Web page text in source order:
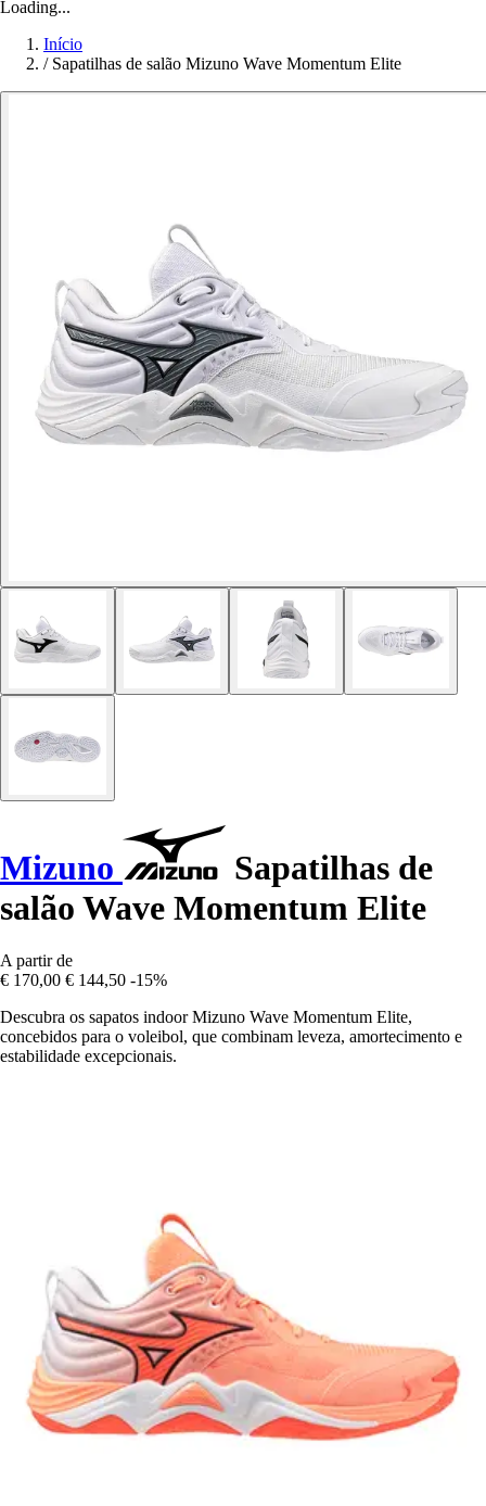
Loading...
Início
/ Sapatilhas de salão Mizuno Wave Momentum Elite
Mizuno
Sapatilhas de
salão Wave Momentum Elite
A partir de
€ 170,00 € 144,50 -15%
Descubra os sapatos indoor Mizuno Wave Momentum Elite,
concebidos para o voleibol, que combinam leveza, amortecimento e
estabilidade excepcionais.